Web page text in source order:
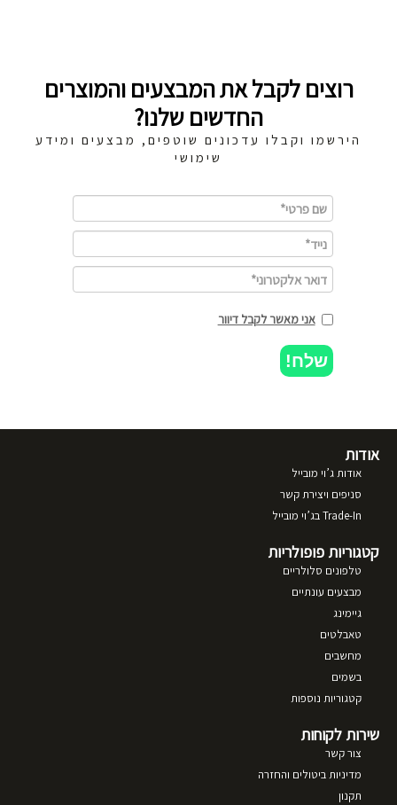
רוצים לקבל את המבצעים והמוצרים
החדשים שלנו?
הירשמו וקבלו עדכונים שוטפים, מבצעים ומידע
שימושי
אני מאשר לקבל דיוור
שלח!
אודות
אודות ג’וי מובייל
סניפים ויצירת קשר
Trade-In בג’וי מובייל
קטגוריות פופולריות
טלפונים סלולריים
מבצעים עונתיים
גיימינג
טאבלטים
מחשבים
בשמים
קטגוריות נוספות
שירות לקוחות
צור קשר
מדיניות ביטולים והחזרה
תקנון